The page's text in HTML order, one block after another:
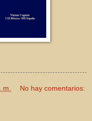
No hay comentarios: